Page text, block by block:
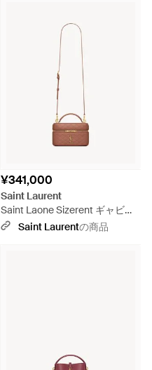
¥341,000
Saint Laurent
Saint Laone Sizerent ギャビー
ヴァニティ（ラムスキン） - ピ
Saint Laurentの商品